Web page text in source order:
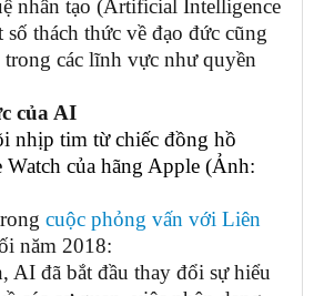
nhân tạo (Artificial Intelligence
số thách thức về đạo đức cũng
trong các lĩnh vực như quyền
của AI
nhịp tim từ chiếc đồng hồ
của hãng Apple (Ảnh:
cuộc phỏng vấn với Liên
năm 2018:
AI đã bắt đầu thay đổi sự hiểu